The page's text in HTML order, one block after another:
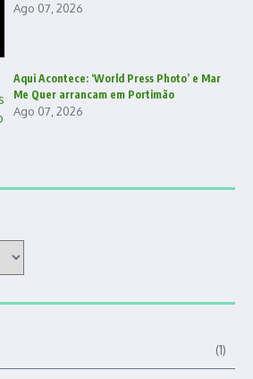
Ago 07, 2026
Aqui Acontece: ‘World Press Photo’ e Mar
Me Quer arrancam em Portimão
Ago 07, 2026
(1)